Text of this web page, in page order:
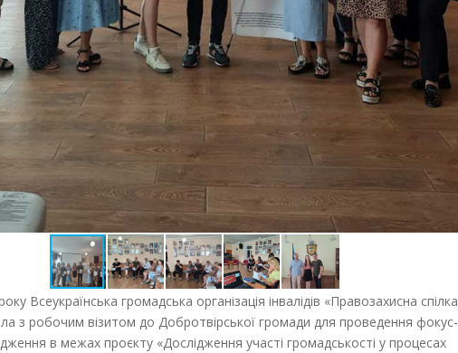
Всеукраїнська громадська організація інвалідів «Правозахисна спілка
з робочим візитом до Добротвірської громади для проведення фокус-
в межах проєкту «Дослідження участі громадськості у процесах